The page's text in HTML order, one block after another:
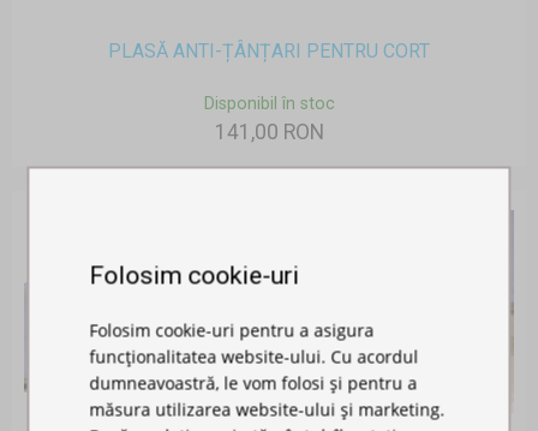
PLASĂ ANTI-ȚÂNȚARI PENTRU CORT
Disponibil în stoc
141,00 RON
Folosim cookie-uri
Folosim cookie-uri pentru a asigura
funcționalitatea website-ului. Cu acordul
dumneavoastră, le vom folosi și pentru a
măsura utilizarea website-ului și marketing.